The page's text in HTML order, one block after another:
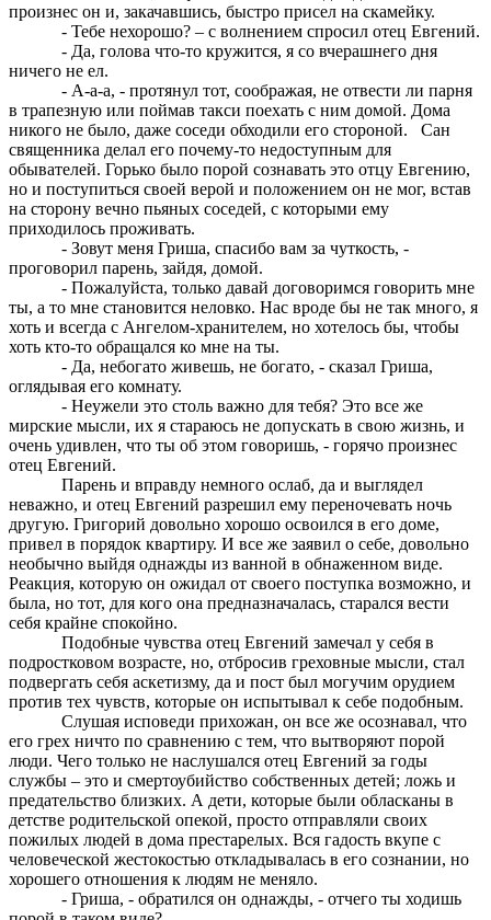
произнес он и, закачавшись, быстро присел на скамейку.
- Тебе нехорошо? – с волнением спросил отец Евгений.
- Да, голова что-то кружится, я со вчерашнего дня
ничего не ел.
- А-а-а, - протянул тот, соображая, не отвести ли парня
в трапезную или поймав такси поехать с ним домой. Дома
никого не было, даже соседи обходили его стороной. Сан
священника делал его почему-то недоступным для
обывателей. Горько было порой сознавать это отцу Евгению,
но и поступиться своей верой и положением он не мог, встав
на сторону вечно пьяных соседей, с которыми ему
приходилось проживать.
- Зовут меня Гриша, спасибо вам за чуткость, -
проговорил парень, зайдя, домой.
- Пожалуйста, только давай договоримся говорить мне
ты, а то мне становится неловко. Нас вроде бы не так много, я
хоть и всегда с Ангелом-хранителем, но хотелось бы, чтобы
хоть кто-то обращался ко мне на ты.
- Да, небогато живешь, не богато, - сказал Гриша,
оглядывая его комнату.
- Неужели это столь важно для тебя? Это все же
мирские мысли, их я стараюсь не допускать в свою жизнь, и
очень удивлен, что ты об этом говоришь, - горячо произнес
отец Евгений.
Парень и вправду немного ослаб, да и выглядел
неважно, и отец Евгений разрешил ему переночевать ночь
другую. Григорий довольно хорошо освоился в его доме,
привел в порядок квартиру. И все же заявил о себе, довольно
необычно выйдя однажды из ванной в обнаженном виде.
Реакция, которую он ожидал от своего поступка возможно, и
была, но тот, для кого она предназначалась, старался вести
себя крайне спокойно.
Подобные чувства отец Евгений замечал у себя в
подростковом возрасте, но, отбросив греховные мысли, стал
подвергать себя аскетизму, да и пост был могучим орудием
против тех чувств, которые он испытывал к себе подобным.
Слушая исповеди прихожан, он все же осознавал, что
его грех ничто по сравнению с тем, что вытворяют порой
люди. Чего только не наслушался отец Евгений за годы
службы – это и смертоубийство собственных детей; ложь и
предательство близких. А дети, которые были обласканы в
детстве родительской опекой, просто отправляли своих
пожилых людей в дома престарелых. Вся гадость вкупе с
человеческой жестокостью откладывалась в его сознании, но
хорошего отношения к людям не меняло.
- Гриша, - обратился он однажды, - отчего ты ходишь